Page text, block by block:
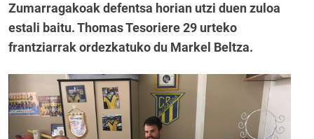
Zumarragakoak defentsa horian utzi duen zuloa
estali baitu. Thomas Tesoriere 29 urteko
frantziarrak ordezkatuko du Markel Beltza.